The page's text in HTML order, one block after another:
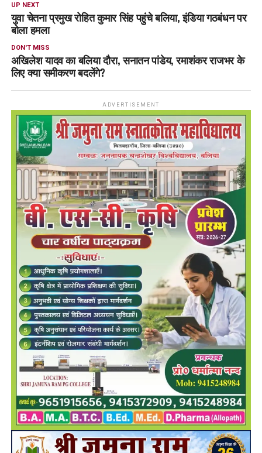
UP NEXT
युवा चेतना प्रमुख रोहित कुमार सिंह पहुंचे बलिया, इंडिया गठबंधन पर
बोला हमला
DON'T MISS
अखिलेश यादव का बलिया दौरा, सनातन पांडेय, रमाशंकर राजभर के
लिए क्या समीकरण बदलेंगे?
ADVERTISEMENT